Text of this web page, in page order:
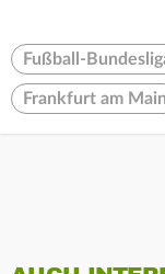
Fußball-
Frankfurt am Main